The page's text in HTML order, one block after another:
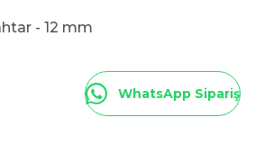
- 12 mm
WhatsApp Sipariş